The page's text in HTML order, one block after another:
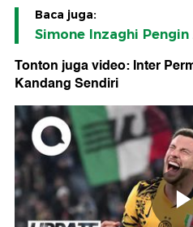
Baca juga:
Simone Inzaghi
Tonton juga video: Inter
Kandang Sendiri